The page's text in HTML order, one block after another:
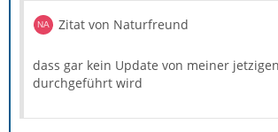
Zitat von Naturfreund
dass gar kein Update von meiner
durchgeführt wird